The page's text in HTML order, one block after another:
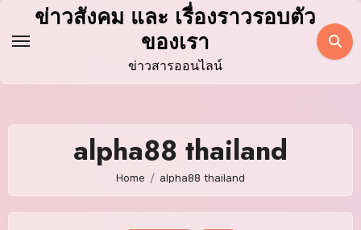
ข่าวสังคม และ เรื่องราวรอบตัว
ของเรา
ข่าวสารออนไลน์
alpha88 thailand
Home alpha88 thailand